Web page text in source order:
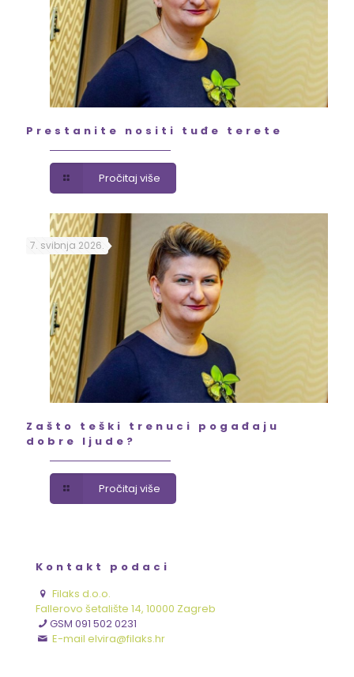
Prestanite nositi tuđe terete
Pročitaj više
7. svibnja 2026.
Zašto teški trenuci pogađaju
dobre ljude?
Pročitaj više
Kontakt podaci
Filaks d.o.o.
Fallerovo šetalište 14, 10000 Zagreb
GSM 091 502 0231
E-mail elvira@filaks.hr